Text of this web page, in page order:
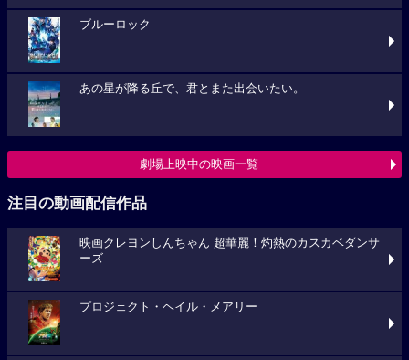
ブルーロック
あの星が降る丘で、君とまた出会いたい。
劇場上映中の映画一覧
注目の動画配信作品
映画クレヨンしんちゃん 超華麗！灼熱のカスカベダンサ
ーズ
プロジェクト・ヘイル・メアリー